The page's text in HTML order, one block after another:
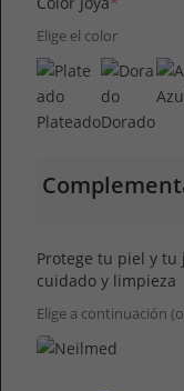
Elige el color
PlateadoDorado
Protege tu piel y tu
cuidado y limpieza
Elige a continuación